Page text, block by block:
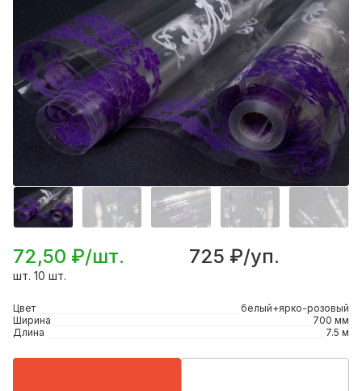
72,50 ₽/шт. 725 ₽/уп.
шт. 10 шт.
Цвет
белый+ярко-розовый
Ширина
700 мм
Длина
7.5 м